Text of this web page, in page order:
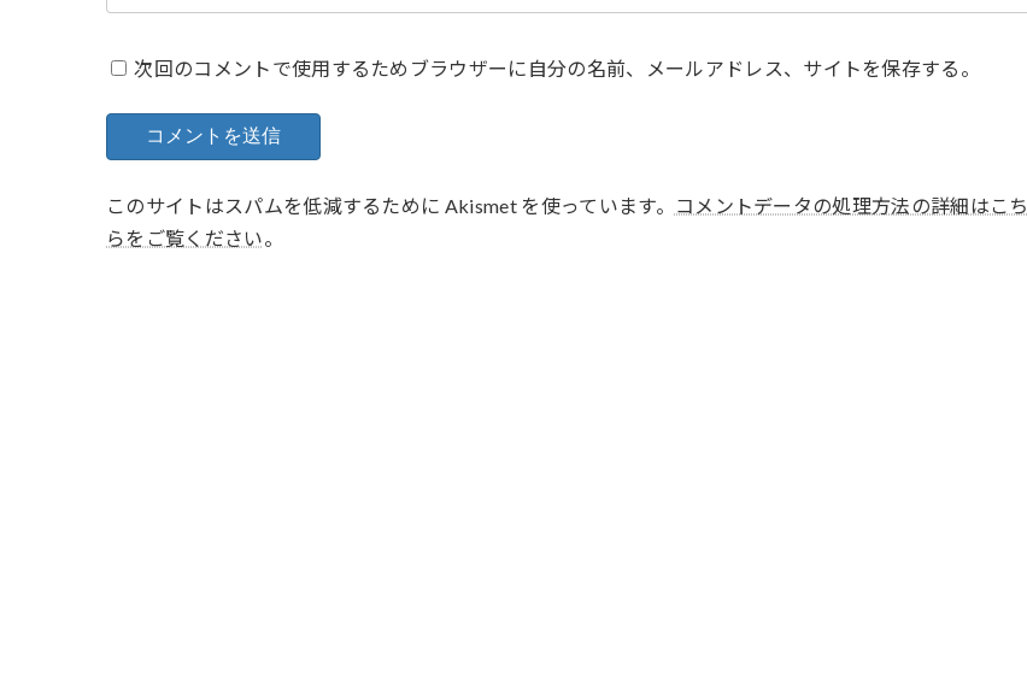
次回のコメントで使用するためブラウザーに自分の名前、メールアドレス、サイトを保存する。
このサイトはスパムを低減するために Akismet を使っています。
コメントデータの処理方法の詳細はこち
らをご覧ください。